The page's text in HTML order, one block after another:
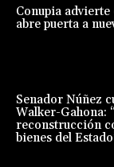
Conupia advierte
abre puerta a
Senador Núñez
Walker-Gahona:
reconstrucción
bienes del